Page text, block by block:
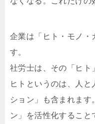
企業は「ヒト・モノ・
す。
社労士は、その「ヒト
ヒトというのは、人
ション」も含まれます
ン」を活性化すること